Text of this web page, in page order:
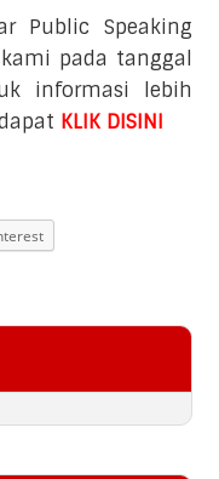
Public Speaking
pada tanggal
informasi lebih
KLIK DISINI